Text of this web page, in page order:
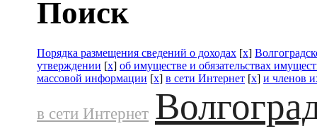
Поиск
Порядка размещения сведений о доходах [x]
утверждении [x] об имуществе и обязательствах
массовой информации [x] в сети Интернет [x] и членов
в сети Интернет